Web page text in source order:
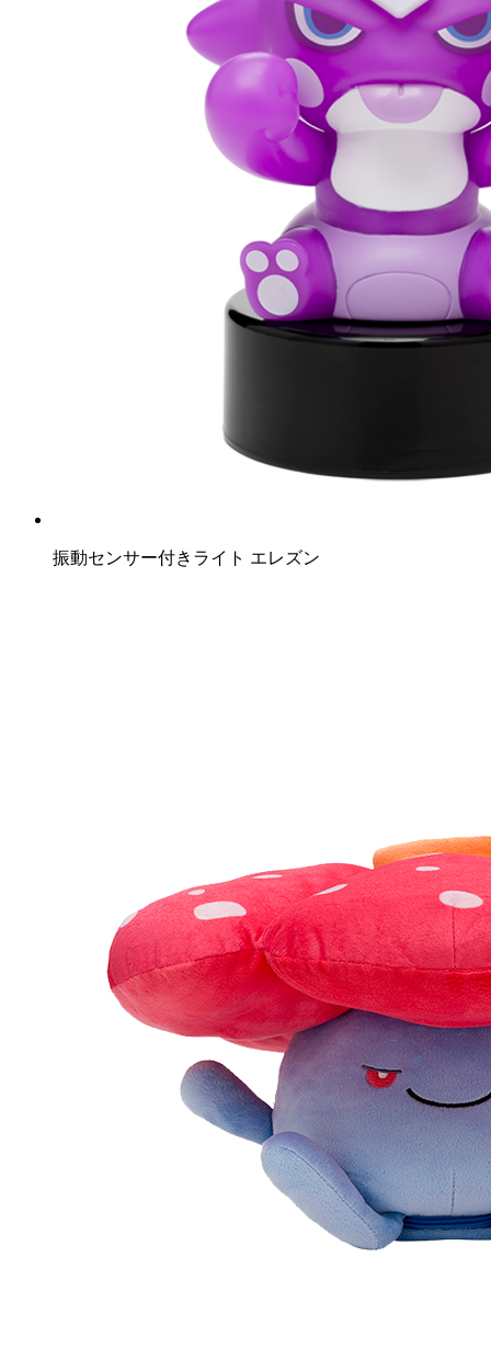
振動センサー付きライト エレズン